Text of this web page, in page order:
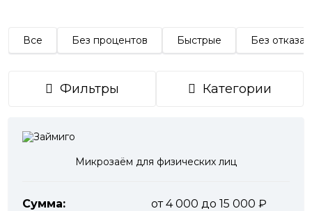
Все Без процентов Быстрые Без отказа
Фильтры Категории
Микрозаём для физических лиц
Сумма:
от 4 000 до 15 000